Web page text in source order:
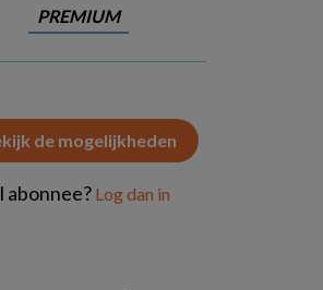
PREMIUM
de mogelijkheden
abonnee? Log dan in